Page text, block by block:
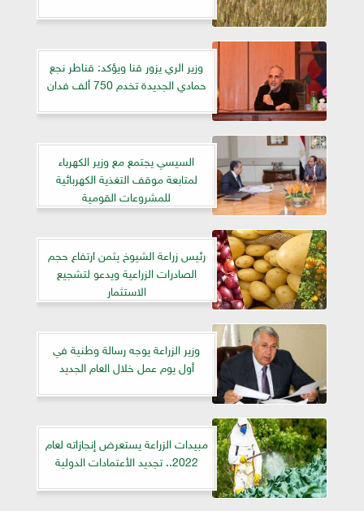
وزير الري يزور قنا ويؤكد: قناطر نجع
حمادي الجديدة تخدم 750 ألف فدان
السيسي يجتمع مع وزير الكهرباء
لمتابعة موقف التغذية الكهربائية
للمشروعات القومية
رئيس زراعة الشيوخ يثمن ارتفاع حجم
الصادرات الزراعية ويدعو لتشجيع
الاستثمار
وزير الزراعة يوجه رسالة وطنية في
أول يوم عمل خلال العام الجديد
مبيدات الزراعة يستعرض إنجازاته لعام
2022.. تجديد الأعتمادات الدولية